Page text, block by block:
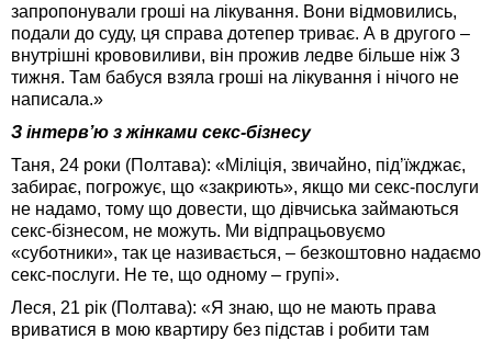
запропонували гроші на лікування. Вони відмовились,
подали до суду, ця справа дотепер триває. А в другого –
внутрішні крововиливи, він прожив ледве більше ніж 3
тижня. Там бабуся взяла гроші на лікування і нічого не
написала.»
З інтерв’ю з жінками секс-бізнесу
Таня, 24 роки (Полтава): «Міліція, звичайно, під’їжджає,
забирає, погрожує, що «закриють», якщо ми секс-послуги
не надамо, тому що довести, що дівчиська займаються
секс-бізнесом, не можуть. Ми відпрацьовуємо
«суботники», так це називається, – безкоштовно надаємо
секс-послуги. Не те, що одному – групі».
Леся, 21 рік (Полтава): «Я знаю, що не мають права
вриватися в мою квартиру без підстав і робити там